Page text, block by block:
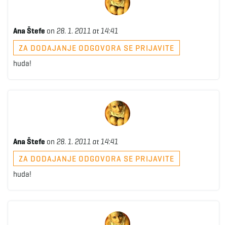
Ana Štefe on 28. 1. 2011 at 14:41
ZA DODAJANJE ODGOVORA SE PRIJAVITE
huda!
Ana Štefe on 28. 1. 2011 at 14:41
ZA DODAJANJE ODGOVORA SE PRIJAVITE
huda!